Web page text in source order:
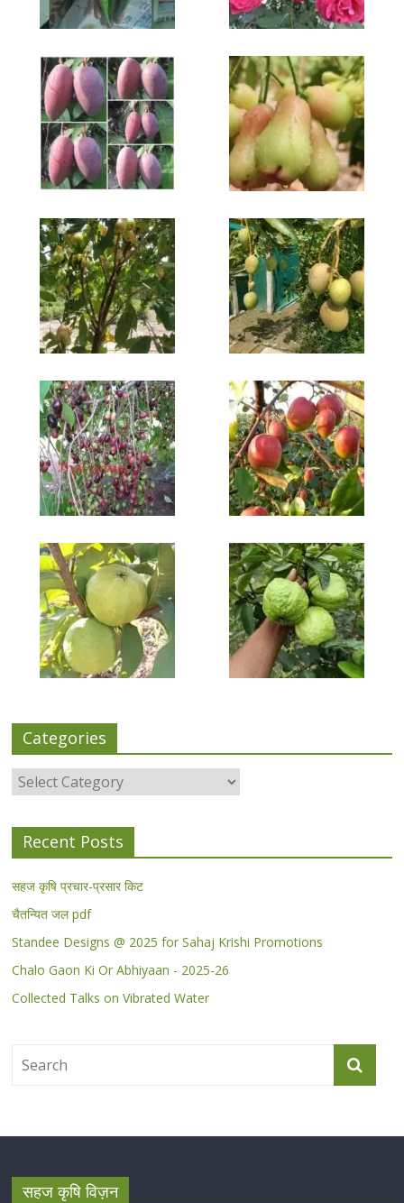
Categories
Categories
Recent Posts
सहज कृषि प्रचार-प्रसार किट
चैतन्यित जल pdf
Standee Designs @ 2025 for Sahaj Krishi Promotions
Chalo Gaon Ki Or Abhiyaan - 2025-26
Collected Talks on Vibrated Water
सहज कृषि विज़न